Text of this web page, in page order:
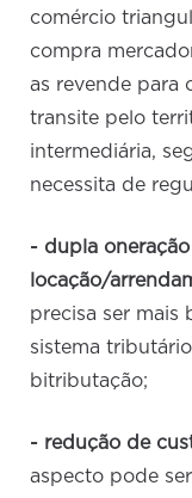
comércio
compra
as revende para
transite pelo
intermediária,
necessita de
- dupla
locação/
precisa ser mais
sistema
bitributação;
- redução de
aspecto pode